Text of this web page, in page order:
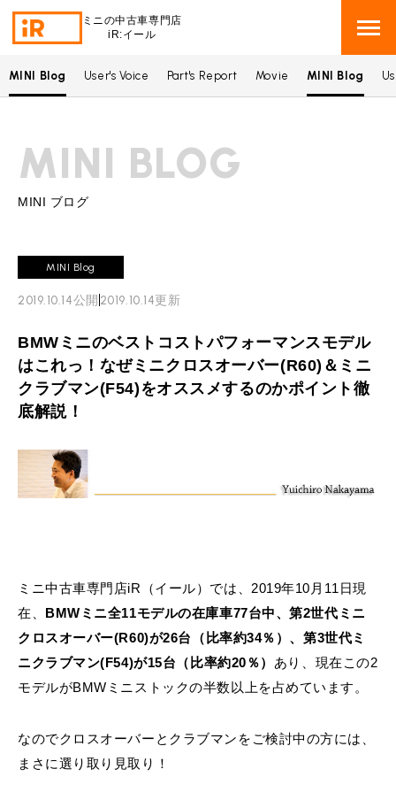
ミニの中古車専門店
iR:イール
BMW MINI BMWミニ 在庫検索
ROVER MINI ローバーミニ 在庫検索
TRADE 買取
TOP
iRの買取が他社よりも高い理由
必要書類
買取Q&A
BMWミニ買取査定依頼
ローバーミニ買取査定依頼
MAINTENANCE
TOP
BMWミニ メンテナンス
ローバーミニ メンテナンス
最近の修理実績
BLOG & MEDIA ブログ＆メディア
TOP
MINI Blog スタッフブログ
Part's Report
MINI KNOWLEDGE ミニナレッジ
TOP
BMWミニナレッジ
ローバーミニナレッジ
ABOUT iR
会社概要
スタッフ紹介
RECRUIT
工場
お問い合わせ
BMW MINI サービス工場
iR TECH FACTORY
ROVER MINI サービス工場
TEL
MAP
買取
購入相談
MINI Blog User's Voice Part's Report Movie MINI Blog
MINI BLOG
MINI ブログ
MINI Blog
2019.10.14公開 2019.10.14更新
BMWミニのベストコストパフォーマンスモデル
はこれっ！なぜミニクロスオーバー(R60)＆ミニ
クラブマン(F54)をオススメするのかポイント徹
底解説！
ミニ中古車専門店iR（イール）では、2019年10月11日現
在、 BMWミニ全11モデルの在庫車77台中、第2世代ミニ
クロスオーバー(R60)が26台（比率約34％）、第3世代ミ
ニクラブマン(F54)が15台（比率約20％） あり、現在この2
モデルがBMWミニストックの半数以上を占めています。
なのでクロスオーバーとクラブマンをご検討中の方には、
まさに選り取り見取り！